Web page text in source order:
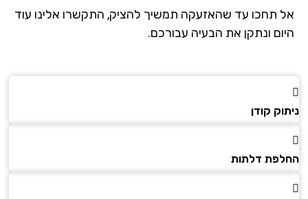
תחכו עד שהאזעקה תמשיך להציק, התקשרו אלינו עוד
ונתקן את הבעיה עבורכם.
קודן
דלתות